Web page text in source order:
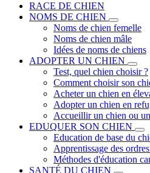
RACE DE CHIEN
NOMS DE CHIEN
Noms de chien femelle
Noms de chien mâle
Idées de noms de chiens
ADOPTER UN CHIEN
Test, quel chien choisir ?
Comment choisir son
Acheter un chien en
Adopter un chien en
Accueillir un chien ou
EDUQUER SON CHIEN
Education de base du
Apprentissage des
Méthodes d'éducation
SANTÉ DU CHIEN